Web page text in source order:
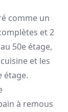
comme un
et 2
50e étage,
et les
étage.
à remous